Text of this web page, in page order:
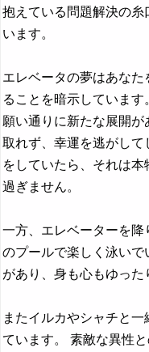
抱えている問題解決の糸
います。
エレベータの夢はあな
ることを暗示していま
願い通りに新たな展開
取れず、幸運を逃がし
をしていたら、それは
過ぎません。
一方、エレベーターを
のプールで楽しく泳いで
があり、身も心もゆった
またイルカやシャチと
ています。 素敵な異性